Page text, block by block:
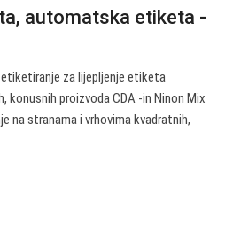
automatska etiketa -
za lijepljenje etiketa
konusnih proizvoda CDA -in Ninon Mix
na stranama i vrhovima kvadratnih,